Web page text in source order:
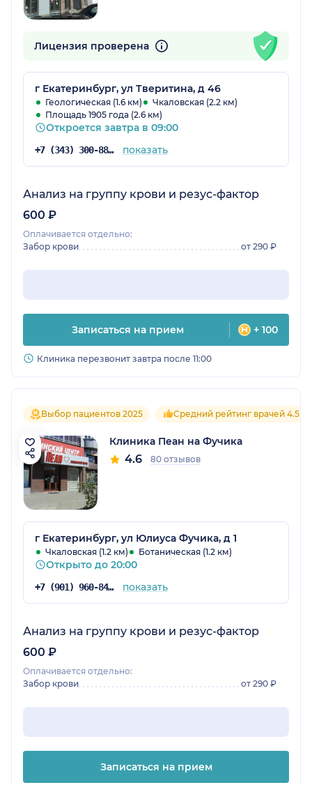
Лицензия проверена
г Екатеринбург, ул Тверитина, д 46
Геологическая (1.6 км)
Чкаловская (2.2 км)
Площадь 1905 года (2.6 км)
Откроется завтра в 09:00
+7 (343) 300-88-69 показать
Анализ на группу крови и резус-фактор
600 ₽
Оплачивается отдельно:
Забор крови
от 290 ₽
Записаться на прием + 100
Клиника перезвонит завтра после 11:00
Выбор пациентов 2025 Средний рейтинг врачей 4.5
Клиника Пеан на Фучика
4.6 80 отзывов
г Екатеринбург, ул Юлиуса Фучика, д 1
Чкаловская (1.2 км) Ботаническая (1.2 км)
Открыто до 20:00
+7 (901) 960-84-25 показать
Анализ на группу крови и резус-фактор
600 ₽
Оплачивается отдельно:
Забор крови
от 290 ₽
Записаться на прием